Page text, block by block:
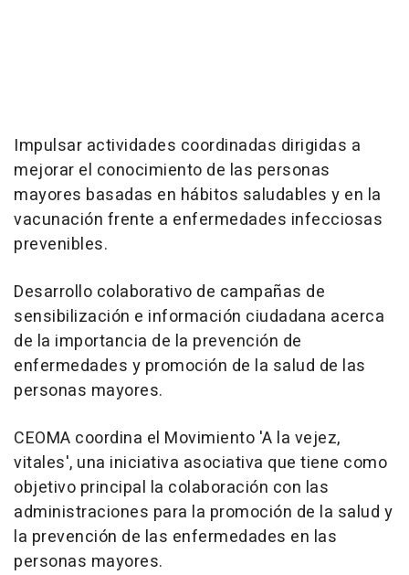
Impulsar actividades coordinadas dirigidas a
mejorar el conocimiento de las personas
mayores basadas en hábitos saludables y en la
vacunación frente a enfermedades infecciosas
prevenibles.
Desarrollo colaborativo de campañas de
sensibilización e información ciudadana acerca
de la importancia de la prevención de
enfermedades y promoción de la salud de las
personas mayores.
CEOMA coordina el Movimiento 'A la vejez,
vitales', una iniciativa asociativa que tiene como
objetivo principal la colaboración con las
administraciones para la promoción de la salud y
la prevención de las enfermedades en las
personas mayores.